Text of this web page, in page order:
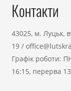
Контакти
43025, м. Луцьк,
19 /
Графік роботи:
16:15, перерва